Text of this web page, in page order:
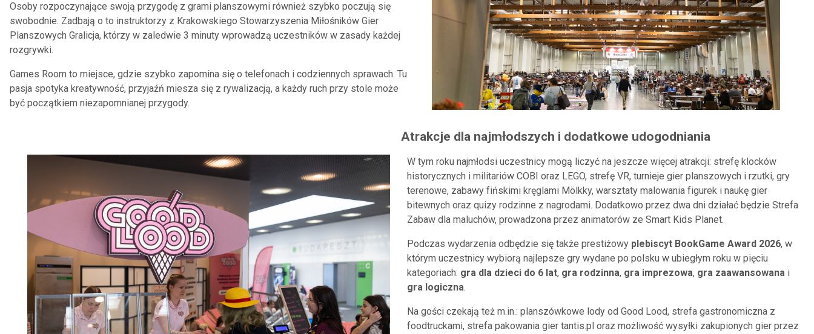
Osoby rozpoczynające swoją przygodę z grami planszowymi również szybko poczują się
swobodnie. Zadbają o to instruktorzy z Krakowskiego Stowarzyszenia Miłośników Gier
Planszowych Gralicja, którzy w zaledwie 3 minuty wprowadzą uczestników w zasady każdej
rozgrywki.
Games Room to miejsce, gdzie szybko zapomina się o telefonach i codziennych sprawach. Tu
pasja spotyka kreatywność, przyjaźń miesza się z rywalizacją, a każdy ruch przy stole może
być początkiem niezapomnianej przygody.
Atrakcje dla najmłodszych i dodatkowe udogodniania
W tym roku najmłodsi uczestnicy mogą liczyć na jeszcze więcej atrakcji: strefę klocków
historycznych i militariów COBI oraz LEGO, strefę VR, turnieje gier planszowych i rzutki, gry
terenowe, zabawy fińskimi kręglami Mölkky, warsztaty malowania figurek i naukę gier
bitewnych oraz quizy rodzinne z nagrodami. Dodatkowo przez dwa dni działać będzie Strefa
Zabaw dla maluchów, prowadzona przez animatorów ze Smart Kids Planet.
Podczas wydarzenia odbędzie się także prestiżowy plebiscyt BookGame Award 2026, w
którym uczestnicy wybiorą najlepsze gry wydane po polsku w ubiegłym roku w pięciu
kategoriach: gra dla dzieci do 6 lat, gra rodzinna, gra imprezowa, gra zaawansowana i
gra logiczna.
Na gości czekają też m.in.: planszówkowe lody od Good Lood, strefa gastronomiczna z
foodtruckami, strefa pakowania gier tantis.pl oraz możliwość wysyłki zakupionych gier przez